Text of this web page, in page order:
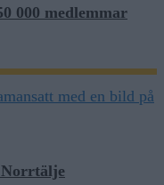
000 medlemmar
Norrtälje